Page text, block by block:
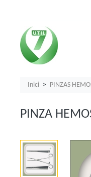
Inici PINZAS
PINZA